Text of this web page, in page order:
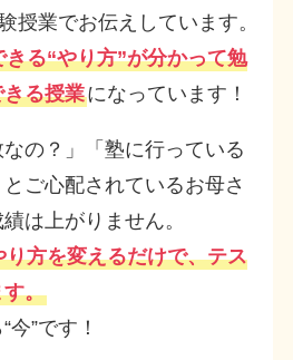
授業でお伝えしています。
る“やり方”が分かって勉
る授業になっています！
なの？」「塾に行っている
ご心配されているお母さ
は上がりません。
り方を変えるだけで、テス
。
”です！